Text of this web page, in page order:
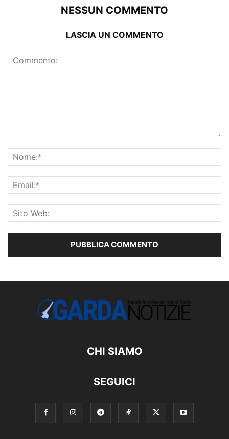
NESSUN COMMENTO
LASCIA UN COMMENTO
CHI SIAMO
SEGUICI